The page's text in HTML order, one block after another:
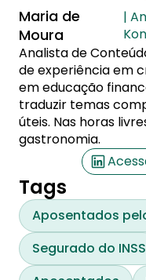
Maria de
Moura
|
Analista de
de experiência em
em educação
traduzir temas
úteis. Nas horas
gastronomia.
Tags
Aposentados
Segurado do INSS